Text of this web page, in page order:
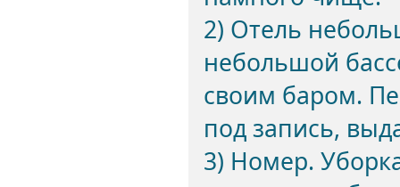
2) Отель
небольшой
своим баром.
под запись,
3) Номер.